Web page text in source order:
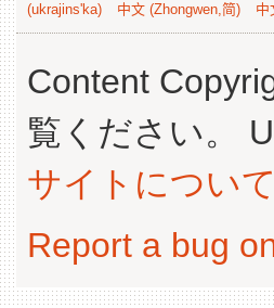
(ukrajins'ka)
中文 (Zhongwen,简) 中
Content
覧ください。
サイトについ
Report a bug